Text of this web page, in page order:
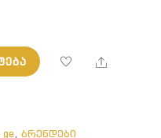
Share
,ბრენდები